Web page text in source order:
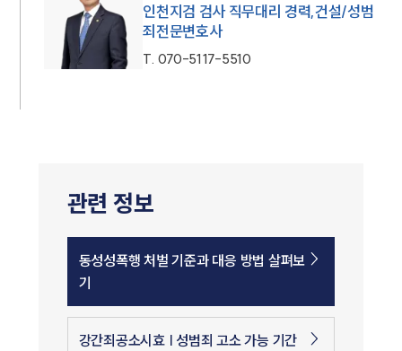
인천지검 검사 직무대리 경력,건설/성범
죄전문변호사
T. 070-5117-5510
관련 정보
동성성폭행 처벌 기준과 대응 방법 살펴보
기
강간죄공소시효 | 성범죄 고소 가능 기간